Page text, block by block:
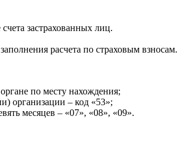
застрахованных лиц.
расчета по страховым взносам.
по месту нахождения;
организации – код «53»;
месяцев – «07», «08», «09».